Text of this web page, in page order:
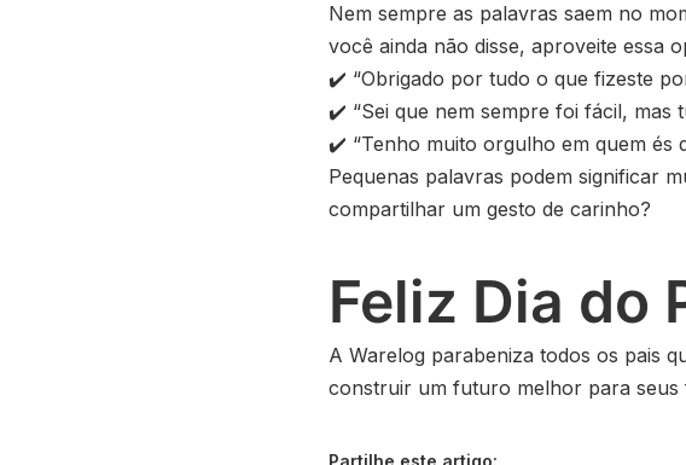
Nem sempre as palavras saem no
você ainda não disse, aproveite essa
✔️ “Obrigado por tudo o que fizeste
✔️ “Sei que nem sempre foi fácil, mas
✔️ “Tenho muito orgulho em quem és
Pequenas palavras podem significar
compartilhar um gesto de carinho?
Feliz Dia do
A Warelog parabeniza todos os pais
construir um futuro melhor para seus
Partilhe este artigo: